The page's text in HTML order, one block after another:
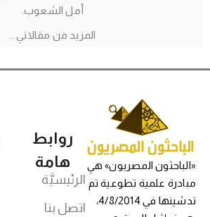
أمل الشعوب.
المزيد من مقالاتي ..
«الباحثون المصريون» هي
مبادرة علمية تطوعية تم
تدشينها في 4/8/2014،
روابط
هامة
الرئيسيَّة
اتصل بنا